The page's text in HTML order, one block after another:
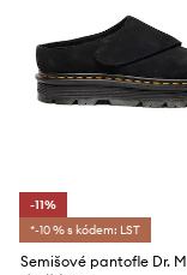
-11%
*-10 % s kódem: LST